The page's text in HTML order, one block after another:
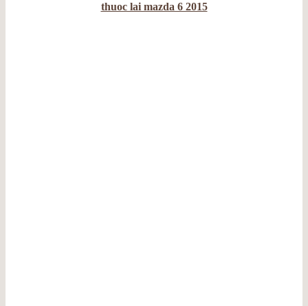
thuoc lai mazda 6 2015